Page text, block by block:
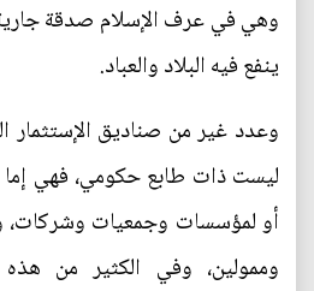
وهي في عرف الإسلام صدقة
ينفع فيه البلاد والعباد.
وعدد غير من صناديق الإستثمار
ليست ذات طابع حكومي، فهي إما
أو لمؤسسات وجمعيات وشركات،
وممولين، وفي الكثير من هذه